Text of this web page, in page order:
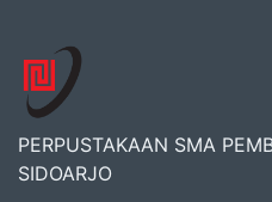
PERPUSTAKAAN SMA
SIDOARJO